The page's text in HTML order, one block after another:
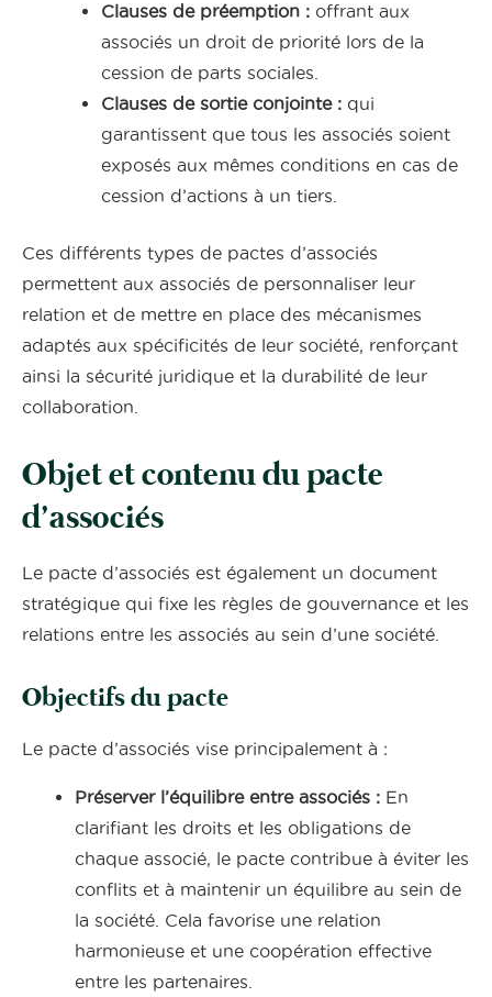
Clauses de préemption : offrant aux
associés un droit de priorité lors de la
cession de parts sociales.
Clauses de sortie conjointe : qui
garantissent que tous les associés soient
exposés aux mêmes conditions en cas de
cession d’actions à un tiers.
Ces différents types de pactes d’associés
permettent aux associés de personnaliser leur
relation et de mettre en place des mécanismes
adaptés aux spécificités de leur société, renforçant
ainsi la sécurité juridique et la durabilité de leur
collaboration.
Objet et contenu du pacte
d’associés
Le pacte d’associés est également un document
stratégique qui fixe les règles de gouvernance et les
relations entre les associés au sein d’une société.
Objectifs du pacte
Le pacte d’associés vise principalement à :
Préserver l’équilibre entre associés : En
clarifiant les droits et les obligations de
chaque associé, le pacte contribue à éviter les
conflits et à maintenir un équilibre au sein de
la société. Cela favorise une relation
harmonieuse et une coopération effective
entre les partenaires.